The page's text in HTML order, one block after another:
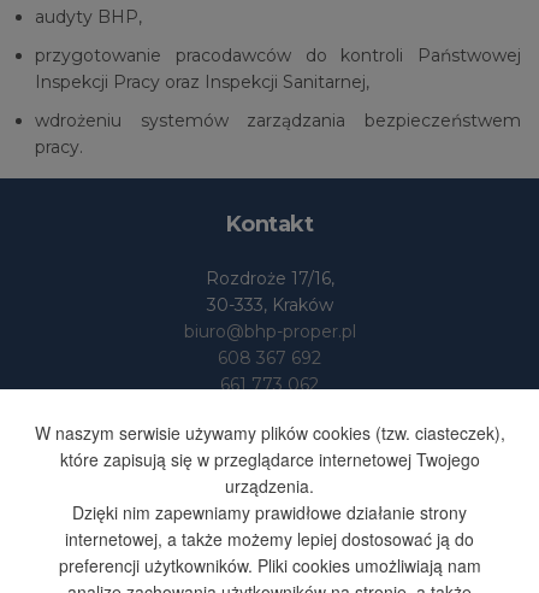
audyty BHP,
przygotowanie pracodawców do kontroli Państwowej
Inspekcji Pracy oraz Inspekcji Sanitarnej,
wdrożeniu systemów zarządzania bezpieczeństwem
pracy.
Kontakt
Rozdroże 17/16,
30-333, Kraków
biuro@bhp-proper.pl
608 367 692
661 773 062
Dane
BHP-PROPER S.SUFA I S-KA
SPÓŁKA JAWNA
NIP 676 251 48 35
REGON 365603164
W naszym serwisie używamy plików cookies (tzw. ciasteczek),
które zapisują się w przeglądarce internetowej Twojego
urządzenia.
Dzięki nim zapewniamy prawidłowe działanie strony
internetowej, a także możemy lepiej dostosować ją do
preferencji użytkowników. Pliki cookies umożliwiają nam